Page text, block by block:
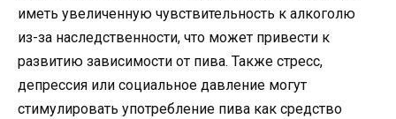
иметь увеличенную чувствительность к алкоголю
из-за наследственности, что может привести к
развитию зависимости от пива. Также стресс,
депрессия или социальное давление могут
стимулировать употребление пива как средство